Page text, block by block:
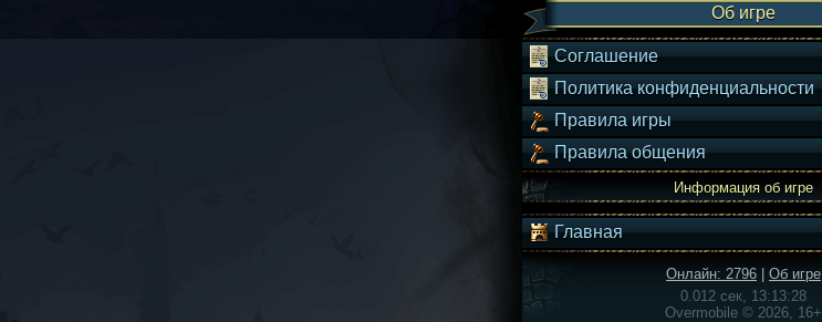
Об игре
Соглашение
Политика конфиденциальности
Правила игры
Правила общения
Информация об игре
Главная
Онлайн: 2796
Об игре
0.012 сек, 13:13:28
Overmobile © 2026, 16+